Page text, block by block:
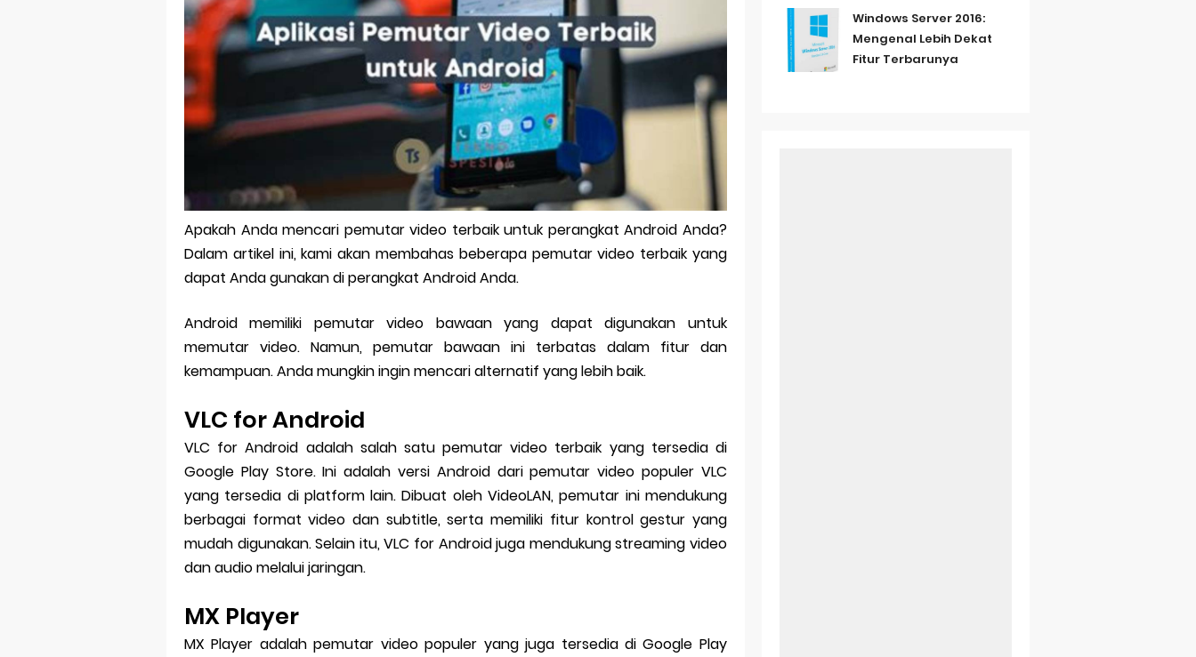
Cara Cek Aktivasi Windows 10
Cara Menghapus Panggilan Di Ig
Bitcoin Miner Android: Apa Itu Dan Bagaimana Cara Menggunakannya
Pp Wa Couple Pasangan: Cara Terbaik Untuk Menjaga Hubungan
Cara Mengecek Windows Ori
Simpan Profil Ig Dengan Mudah
Aplikasi Togel Android: Solusi Praktis Untuk Pecinta Togel
Siap Video Call, tapi Download Aplikasinya Dulu, Abangku
Apakah Anda mencari pemutar video terbaik untuk perangkat Android Anda?
Dalam artikel ini, kami akan membahas beberapa pemutar video terbaik yang
dapat Anda gunakan di perangkat Android Anda.
Android memiliki pemutar video bawaan yang dapat digunakan untuk
memutar video. Namun, pemutar bawaan ini terbatas dalam fitur dan
kemampuan. Anda mungkin ingin mencari alternatif yang lebih baik.
VLC for Android
VLC for Android adalah salah satu pemutar video terbaik yang tersedia di
Google Play Store. Ini adalah versi Android dari pemutar video populer VLC
yang tersedia di platform lain. Dibuat oleh VideoLAN, pemutar ini mendukung
berbagai format video dan subtitle, serta memiliki fitur kontrol gestur yang
mudah digunakan. Selain itu, VLC for Android juga mendukung streaming video
dan audio melalui jaringan.
MX Player
MX Player adalah pemutar video populer yang juga tersedia di Google Play
Windows Server 2016:
Mengenal Lebih Dekat
Fitur Terbarunya